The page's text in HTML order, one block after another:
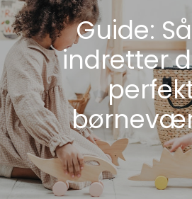
BARNEVOGNE
Guide:
indretter